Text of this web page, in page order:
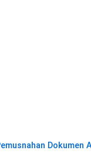
Dokumen